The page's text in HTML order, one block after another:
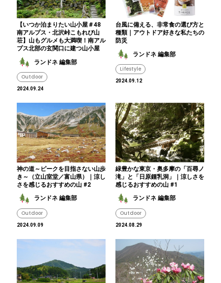
【いつか泊まりたい山小屋＃48
南アルプス・北沢峠こもれび山
荘】山もグルメも大満喫！南アル
プス北部の玄関口に建つ山小屋
ランドネ 編集部
Outdoor
2024.09.24
台風に備える、非常食の選び方と
種類｜アウトドア好きな私たちの
防災
ランドネ 編集部
Lifestyle
2024.09.12
神の道～ピークを目指さない山歩
き～（立山室堂／富山県）｜涼し
さを感じるおすすめの山 #2
ランドネ 編集部
Outdoor
2024.09.09
緑豊かな東京・奥多摩の「百尋ノ
滝」と「日原鍾乳洞」｜涼しさを
感じるおすすめの山 #1
ランドネ 編集部
Outdoor
2024.08.29